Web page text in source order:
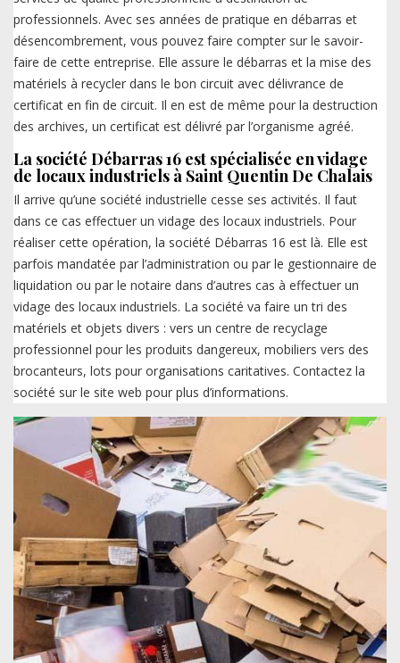
professionnels. Avec ses années de pratique en débarras et
désencombrement, vous pouvez faire compter sur le savoir-
faire de cette entreprise. Elle assure le débarras et la mise des
matériels à recycler dans le bon circuit avec délivrance de
certificat en fin de circuit. Il en est de même pour la destruction
des archives, un certificat est délivré par l’organisme agréé.
La société Débarras 16 est spécialisée en vidage
de locaux industriels à Saint Quentin De Chalais
Il arrive qu’une société industrielle cesse ses activités. Il faut
dans ce cas effectuer un vidage des locaux industriels. Pour
réaliser cette opération, la société Débarras 16 est là. Elle est
parfois mandatée par l’administration ou par le gestionnaire de
liquidation ou par le notaire dans d’autres cas à effectuer un
vidage des locaux industriels. La société va faire un tri des
matériels et objets divers : vers un centre de recyclage
professionnel pour les produits dangereux, mobiliers vers des
brocanteurs, lots pour organisations caritatives. Contactez la
société sur le site web pour plus d’informations.